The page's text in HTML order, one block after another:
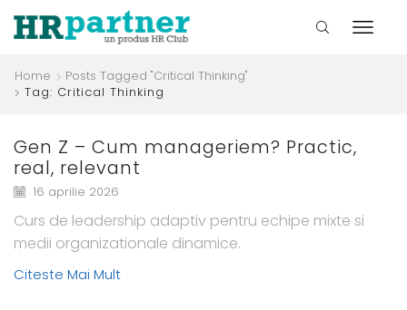
Home
Posts Tagged "critical Thinking"
Tag: Critical Thinking
Gen Z – Cum manageriem? Practic,
real, relevant
16 aprilie 2026
Curs de leadership adaptiv pentru echipe mixte si
medii organizationale dinamice.
Citeste Mai Mult